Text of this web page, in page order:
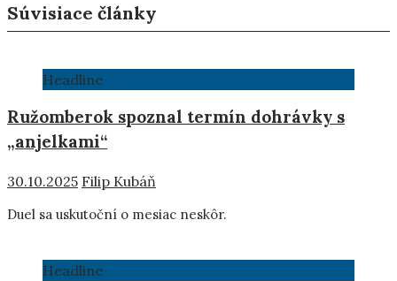
Súvisiace články
Headline
Ružomberok spoznal termín dohrávky s
„anjelkami“
30.10.2025 Filip Kubáň
Duel sa uskutoční o mesiac neskôr.
Headline